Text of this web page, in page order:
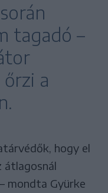
tagadó –
a
hogy el
átlagosnál
mondta Gyürke